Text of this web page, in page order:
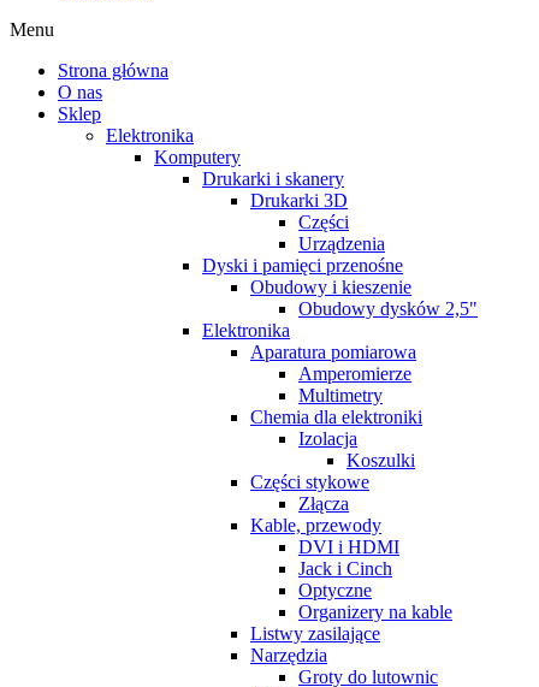
Menu
Strona główna
O nas
Sklep
Elektronika
Komputery
Drukarki i skanery
Drukarki 3D
Części
Urządzenia
Dyski i pamięci przenośne
Obudowy i kieszenie
Obudowy dysków 2,5"
Elektronika
Aparatura pomiarowa
Amperomierze
Multimetry
Chemia dla elektroniki
Izolacja
Koszulki
Części stykowe
Złącza
Kable, przewody
DVI i HDMI
Jack i Cinch
Optyczne
Organizery na kable
Listwy zasilające
Narzędzia
Groty do lutownic